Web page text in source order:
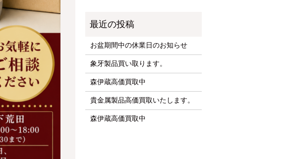
お盆期間中の休業日のお知らせ
象牙製品買い取ります。
森伊蔵高価買取中
貴金属製品高価買取いたします。
森伊蔵高価買取中